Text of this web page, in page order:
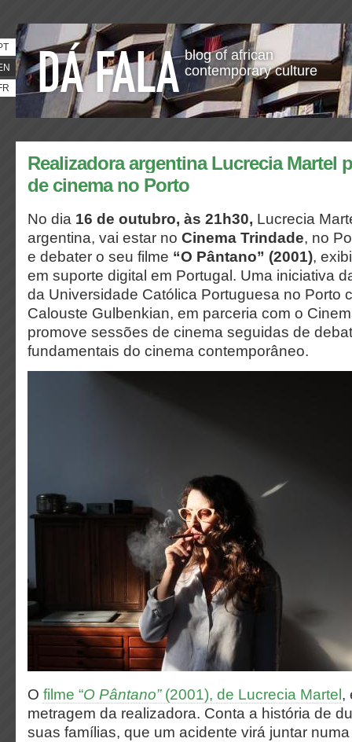
blog of african
contemporary culture
Realizadora argentina Lucrecia Martel
de cinema no Porto
No dia 16 de outubro, às 21h30, Lucrecia
argentina, vai estar no Cinema Trindade, no
e debater o seu filme “O Pântano” (2001),
em suporte digital em Portugal. Uma iniciativa
da Universidade Católica Portuguesa no Porto
Calouste Gulbenkian, em parceria com o
promove sessões de cinema seguidas de
fundamentais do cinema contemporâneo.
O filme “O Pântano” (2001), de Lucrecia Martel ,
metragem da realizadora. Conta a história de
suas famílias, que um acidente virá juntar